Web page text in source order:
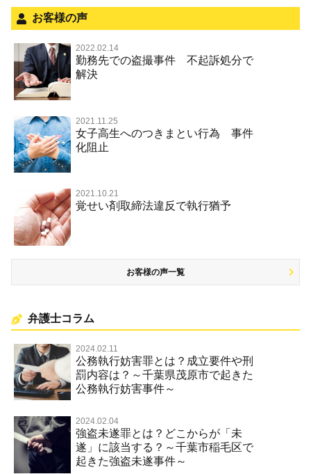
不正競争防止法
風営法・風適法違反
文書偽造・偽造文書行使
著作権法違反・商標法違反
放火・失火
名誉棄損罪・侮辱
面会・差し入れ
お客様の声
2022.02.14
勤務先での盗撮事件 不起訴処分で
解決
2021.11.25
女子高生へのつきまとい行為 事件
化阻止
2021.10.21
覚せい剤取締法違反で執行猶予
お客様の声一覧
弁護士コラム
2024.02.11
公務執行妨害罪とは？成立要件や刑
罰内容は？～千葉県茂原市で起きた
公務執行妨害事件～
2024.02.04
強盗未遂罪とは？どこからが「未
遂」に該当する？～千葉市稲毛区で
起きた強盗未遂事件～